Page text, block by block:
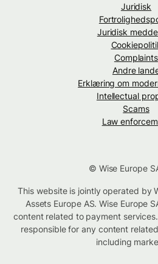
Juridisk
Juridisk
Complaints
Andre
Erklæring om
Intellectual
Scams
Law
© Wise Europe
This website is jointly operated by
Assets Europe AS. Wise Europe
content related to payment
responsible for any content
including